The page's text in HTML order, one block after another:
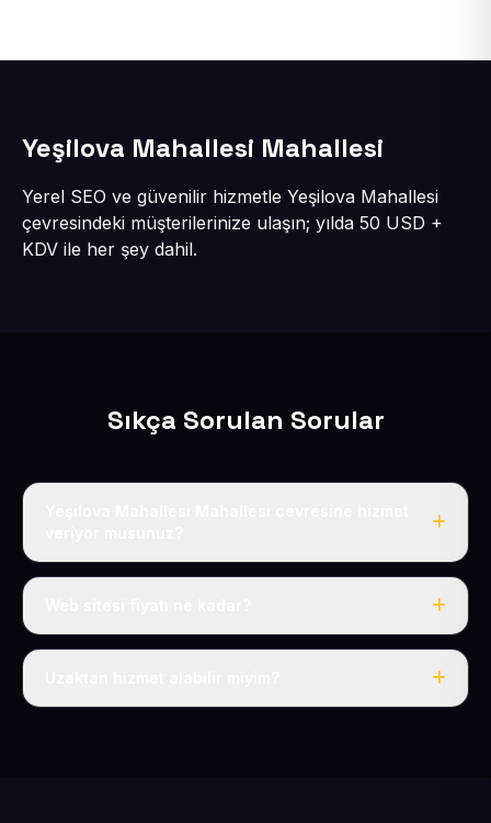
Yeşilova Mahallesi Mahallesi
Yerel SEO ve güvenilir hizmetle Yeşilova Mahallesi
çevresindeki müşterilerinize ulaşın; yılda 50 USD +
KDV ile her şey dahil.
Sıkça Sorulan Sorular
Evet, Yeşilova Mahallesi dahil tüm Yeşilhisar ve
Tek fiyat: yılda 50 USD + KDV, her şey dahil.